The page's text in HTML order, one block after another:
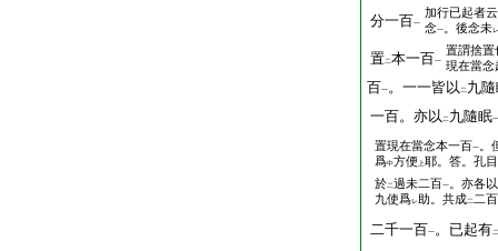
分一百一
加行已起者云
念一 。後念未レ
置二本一百一
置謂捨置
現在當念
百一。一一皆以 二 九
一百。亦以 二 九隨眠一
置現在當念本一百一 。
爲中方便 上耶。答。孔
於二過未二百一 。亦各以
九使爲レ助。共成二 二百
二千一百一。已起有二